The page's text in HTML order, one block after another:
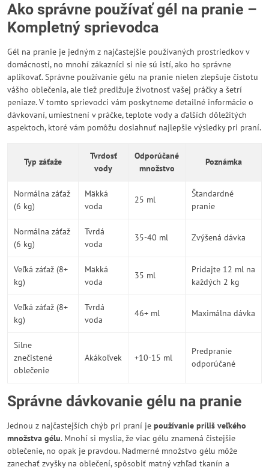
Ako správne používať gél na pranie –
Kompletný sprievodca
Gél na pranie je jedným z najčastejšie používaných prostriedkov v
domácnosti, no mnohí zákazníci si nie sú istí, ako ho správne
aplikovať. Správne používanie gélu na pranie nielen zlepšuje čistotu
vášho oblečenia, ale tiež predlžuje životnosť vašej práčky a šetrí
peniaze. V tomto sprievodci vám poskytneme detailné informácie o
dávkovaní, umiestnení v práčke, teplote vody a ďalších dôležitých
aspektoch, ktoré vám pomôžu dosiahnuť najlepšie výsledky pri praní.
Typ záťaže
Tvrdosť
vody
Odporúčané
množstvo
Poznámka
Normálna záťaž
(6 kg)
Mäkká
voda
25 ml
Štandardné
pranie
Normálna záťaž
(6 kg)
Tvrdá
voda
35-40 ml Zvýšená dávka
Veľká záťaž (8+
kg)
Mäkká
voda
35 ml
Pridajte 12 ml na
každých 2 kg
Veľká záťaž (8+
kg)
Tvrdá
voda
46+ ml Maximálna dávka
Silne
znečistené
oblečenie
Akákoľvek +10-15 ml
Predpranie
odporúčané
Správne dávkovanie gélu na pranie
Jednou z najčastejších chýb pri praní je používanie príliš veľkého
množstva gélu. Mnohí si myslia, že viac gélu znamená čistejšie
oblečenie, no opak je pravdou. Nadmerné množstvo gélu môže
zanechať zvyšky na oblečení, spôsobiť matný vzhľad tkanín a